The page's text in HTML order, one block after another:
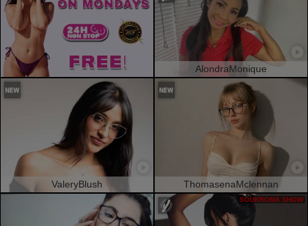
AlondraMonique
ValeryBlush ThomasenaMclennan
SOUKROMÁ SHOW